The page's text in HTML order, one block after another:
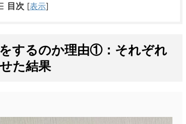
目次 [表示]
するのか理由①：それぞれ
た結果